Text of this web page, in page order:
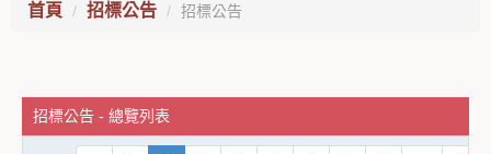
首頁 招標公告 招標公告
招標公告 - 總覽列表